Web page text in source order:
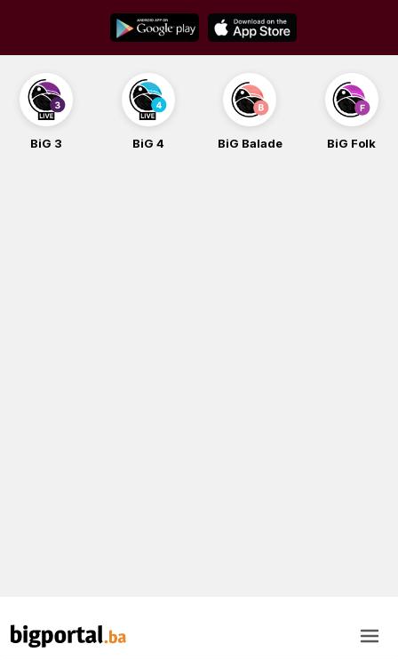
content
BiG 3 BiG 4 BiG Balade BiG Folk